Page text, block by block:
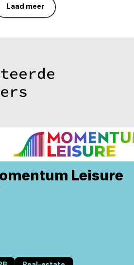
Laad meer
Leisure